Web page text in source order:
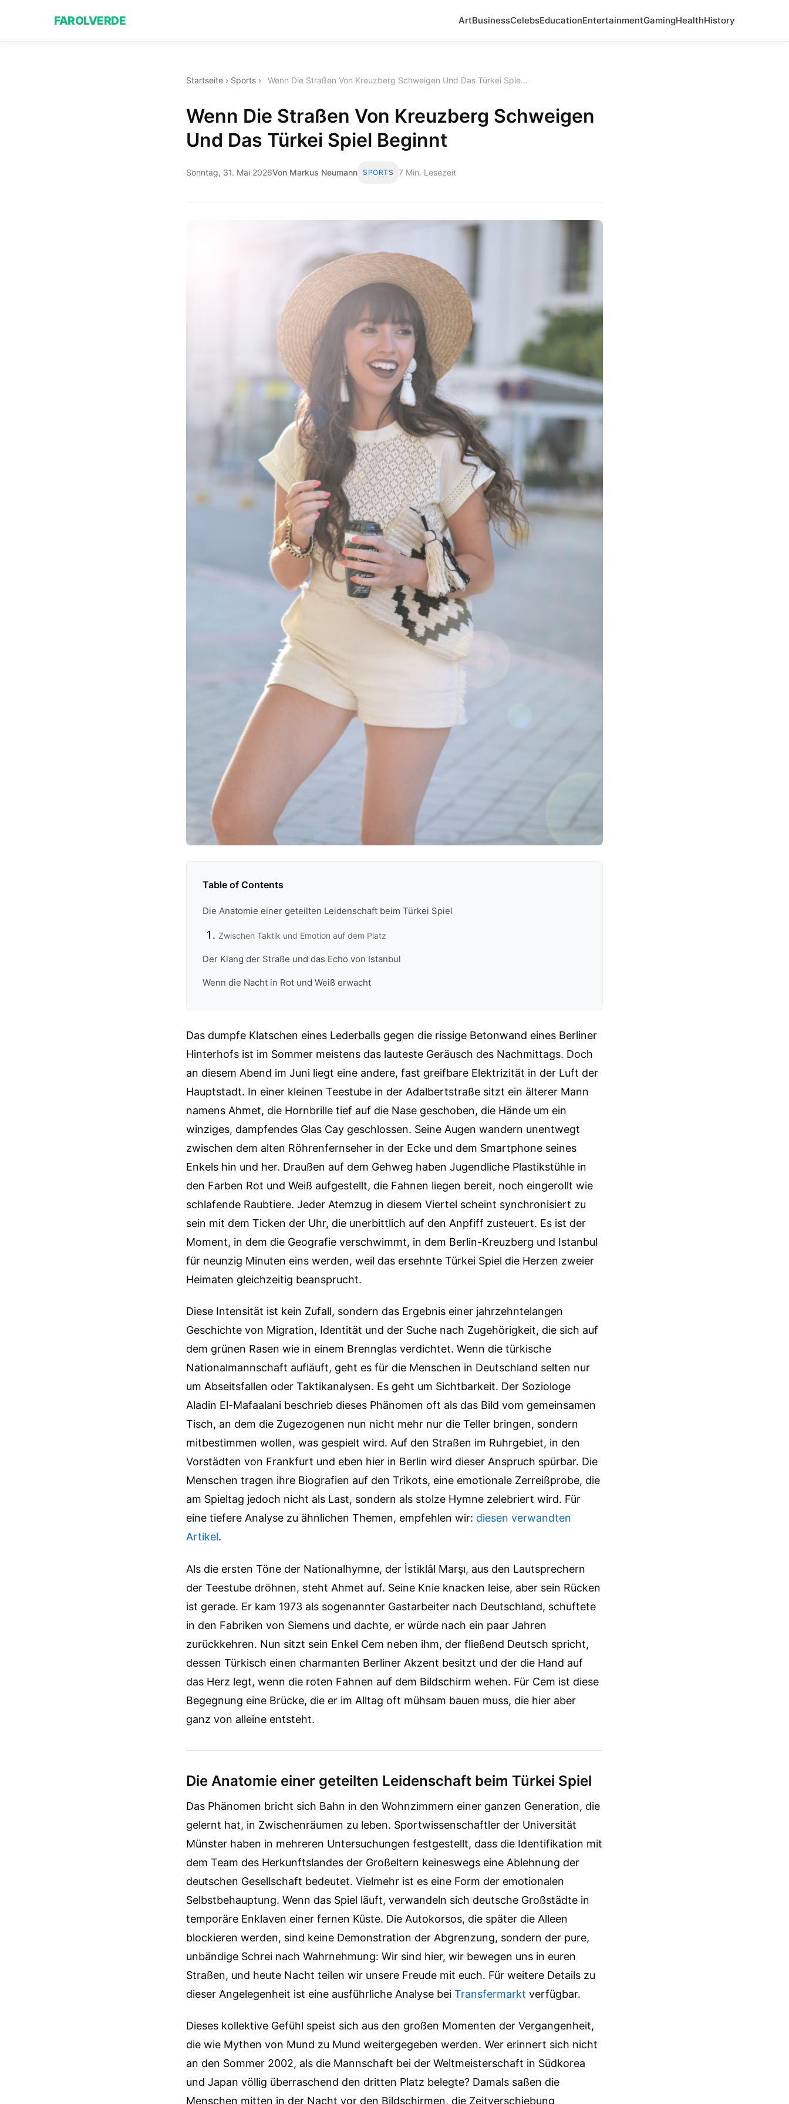
FAROLVERDE ArtBusinessCelebsEducationEntertainmentGamingHealthHistory
Startseite › Sports › Wenn Die Straßen Von Kreuzberg Schweigen Und Das Türkei Spie...
Wenn Die Straßen Von Kreuzberg Schweigen
Und Das Türkei Spiel Beginnt
Sonntag, 31. Mai 2026Von Markus Neumann SPORTS 7 Min. Lesezeit
Table of Contents
Die Anatomie einer geteilten Leidenschaft beim Türkei Spiel
Zwischen Taktik und Emotion auf dem Platz
Der Klang der Straße und das Echo von Istanbul
Wenn die Nacht in Rot und Weiß erwacht
Das dumpfe Klatschen eines Lederballs gegen die rissige Betonwand eines Berliner
Hinterhofs ist im Sommer meistens das lauteste Geräusch des Nachmittags. Doch
an diesem Abend im Juni liegt eine andere, fast greifbare Elektrizität in der Luft der
Hauptstadt. In einer kleinen Teestube in der Adalbertstraße sitzt ein älterer Mann
namens Ahmet, die Hornbrille tief auf die Nase geschoben, die Hände um ein
winziges, dampfendes Glas Cay geschlossen. Seine Augen wandern unentwegt
zwischen dem alten Röhrenfernseher in der Ecke und dem Smartphone seines
Enkels hin und her. Draußen auf dem Gehweg haben Jugendliche Plastikstühle in
den Farben Rot und Weiß aufgestellt, die Fahnen liegen bereit, noch eingerollt wie
schlafende Raubtiere. Jeder Atemzug in diesem Viertel scheint synchronisiert zu
sein mit dem Ticken der Uhr, die unerbittlich auf den Anpfiff zusteuert. Es ist der
Moment, in dem die Geografie verschwimmt, in dem Berlin-Kreuzberg und Istanbul
für neunzig Minuten eins werden, weil das ersehnte Türkei Spiel die Herzen zweier
Heimaten gleichzeitig beansprucht.
Diese Intensität ist kein Zufall, sondern das Ergebnis einer jahrzehntelangen
Geschichte von Migration, Identität und der Suche nach Zugehörigkeit, die sich auf
dem grünen Rasen wie in einem Brennglas verdichtet. Wenn die türkische
Nationalmannschaft aufläuft, geht es für die Menschen in Deutschland selten nur
um Abseitsfallen oder Taktikanalysen. Es geht um Sichtbarkeit. Der Soziologe
Aladin El-Mafaalani beschrieb dieses Phänomen oft als das Bild vom gemeinsamen
Tisch, an dem die Zugezogenen nun nicht mehr nur die Teller bringen, sondern
mitbestimmen wollen, was gespielt wird. Auf den Straßen im Ruhrgebiet, in den
Vorstädten von Frankfurt und eben hier in Berlin wird dieser Anspruch spürbar. Die
Menschen tragen ihre Biografien auf den Trikots, eine emotionale Zerreißprobe, die
am Spieltag jedoch nicht als Last, sondern als stolze Hymne zelebriert wird. Für
eine tiefere Analyse zu ähnlichen Themen, empfehlen wir: diesen verwandten
Artikel.
Als die ersten Töne der Nationalhymne, der İstiklâl Marşı, aus den Lautsprechern
der Teestube dröhnen, steht Ahmet auf. Seine Knie knacken leise, aber sein Rücken
ist gerade. Er kam 1973 als sogenannter Gastarbeiter nach Deutschland, schuftete
in den Fabriken von Siemens und dachte, er würde nach ein paar Jahren
zurückkehren. Nun sitzt sein Enkel Cem neben ihm, der fließend Deutsch spricht,
dessen Türkisch einen charmanten Berliner Akzent besitzt und der die Hand auf
das Herz legt, wenn die roten Fahnen auf dem Bildschirm wehen. Für Cem ist diese
Begegnung eine Brücke, die er im Alltag oft mühsam bauen muss, die hier aber
ganz von alleine entsteht.
Die Anatomie einer geteilten Leidenschaft beim Türkei Spiel
Das Phänomen bricht sich Bahn in den Wohnzimmern einer ganzen Generation, die
gelernt hat, in Zwischenräumen zu leben. Sportwissenschaftler der Universität
Münster haben in mehreren Untersuchungen festgestellt, dass die Identifikation mit
dem Team des Herkunftslandes der Großeltern keineswegs eine Ablehnung der
deutschen Gesellschaft bedeutet. Vielmehr ist es eine Form der emotionalen
Selbstbehauptung. Wenn das Spiel läuft, verwandeln sich deutsche Großstädte in
temporäre Enklaven einer fernen Küste. Die Autokorsos, die später die Alleen
blockieren werden, sind keine Demonstration der Abgrenzung, sondern der pure,
unbändige Schrei nach Wahrnehmung: Wir sind hier, wir bewegen uns in euren
Straßen, und heute Nacht teilen wir unsere Freude mit euch. Für weitere Details zu
dieser Angelegenheit ist eine ausführliche Analyse bei Transfermarkt verfügbar.
Dieses kollektive Gefühl speist sich aus den großen Momenten der Vergangenheit,
die wie Mythen von Mund zu Mund weitergegeben werden. Wer erinnert sich nicht
an den Sommer 2002, als die Mannschaft bei der Weltmeisterschaft in Südkorea
und Japan völlig überraschend den dritten Platz belegte? Damals saßen die
Menschen mitten in der Nacht vor den Bildschirmen, die Zeitverschiebung